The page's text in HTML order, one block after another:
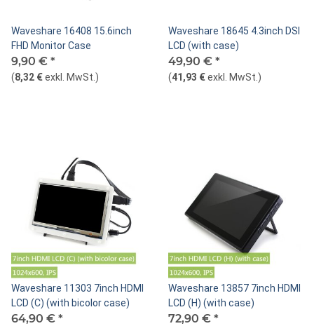
Waveshare 16408 15.6inch
FHD Monitor Case
9,90 € *
(8,32 €exkl. MwSt. )
Waveshare 18645 4.3inch DSI
LCD (with case)
49,90 € *
(41,93 €exkl. MwSt. )
Waveshare 11303 7inch HDMI
LCD (C) (with bicolor case)
64,90 € *
Waveshare 13857 7inch HDMI
LCD (H) (with case)
72,90 € *